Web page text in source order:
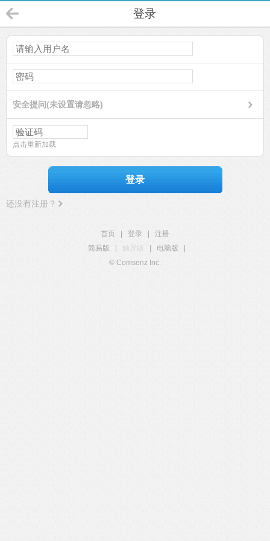
登录
安全提问(未设置请忽略)
点击重新加载
登录
还没有注册？
首页 登录
注册
简易版
触屏版 电脑版
© Comsenz Inc.